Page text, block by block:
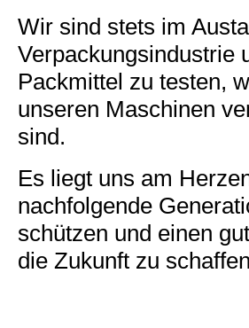
Wir sind stets im
Verpackungsindustrie
Packmittel zu testen,
unseren Maschinen
sind.
Es liegt uns am
nachfolgende
schützen und einen
die Zukunft zu